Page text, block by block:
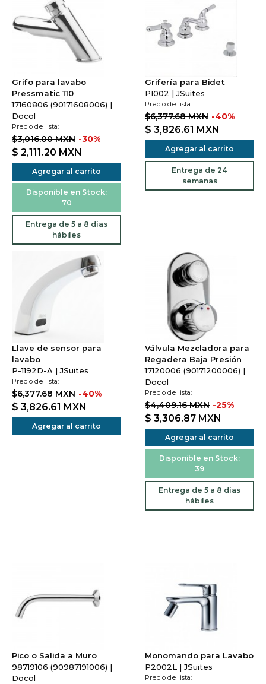
Grifo para lavabo
Pressmatic 110
17160806 (90171608006) |
Docol
Precio de lista:
$3,016.00 MXN -30%
$ 2,111.20 MXN
Agregar al carrito
Disponible en Stock:
70
Entrega de 5 a 8 días
hábiles
Grifería para Bidet
PI002 | JSuites
Precio de lista:
$6,377.68 MXN -40%
$ 3,826.61 MXN
Agregar al carrito
Entrega de 24
semanas
Llave de sensor para
lavabo
P-1192D-A | JSuites
Precio de lista:
$6,377.68 MXN -40%
$ 3,826.61 MXN
Agregar al carrito
Válvula Mezcladora para
Regadera Baja Presión
17120006 (90171200006) |
Docol
Precio de lista:
$4,409.16 MXN -25%
$ 3,306.87 MXN
Agregar al carrito
Disponible en Stock:
39
Entrega de 5 a 8 días
hábiles
Pico o Salida a Muro
98719106 (90987191006) |
Docol
Monomando para Lavabo
P2002L | JSuites
Precio de lista: